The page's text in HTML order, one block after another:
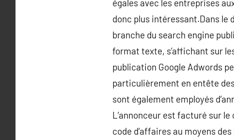
égales avec les entreprises
donc plus intéressant.Dans
branche du search engine
format texte, s’affichant sur
publication Google Adwords
particulièrement en entête
sont également employés
L’annonceur est facturé sur le
code d’affaires au moyens